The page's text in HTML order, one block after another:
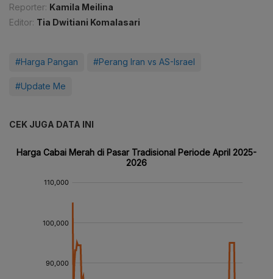
Reporter: Kamila Meilina
Editor: Tia Dwitiani Komalasari
#Harga Pangan #Perang Iran vs AS-Israel
#Update Me
CEK JUGA DATA INI